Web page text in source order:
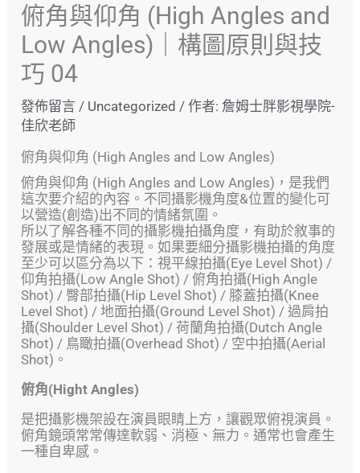
俯角與仰角 (High Angles and
Low Angles)｜構圖原則與技
巧 04
發佈留言 / Uncategorized / 作者:詹姆士胖影視學院-
佳欣老師
俯角與仰角 (High Angles and Low Angles)
俯角與仰角 (High Angles and Low Angles)，是我們
這次要介紹的內容。不同攝影機角度&位置的變化可
以營造(創造)出不同的情緒氛圍。
所以了解各種不同的攝影機拍攝角度，有助於敘事的
發展或是情緒的表現。如果要細分攝影機拍攝的角度
至少可以區分為以下：視平線拍攝(Eye Level Shot) /
仰角拍攝(Low Angle Shot) / 俯角拍攝(High Angle
Shot) / 臀部拍攝(Hip Level Shot) / 膝蓋拍攝(Knee
Level Shot) / 地面拍攝(Ground Level Shot) / 過肩拍
攝(Shoulder Level Shot) / 荷蘭角拍攝(Dutch Angle
Shot) / 鳥瞰拍攝(Overhead Shot) / 空中拍攝(Aerial
Shot)。
俯角(Hight Angles)
是把攝影機架設在演員眼睛上方，讓觀眾俯視演員。
俯角鏡頭常常傳達軟弱、消極、無力。通常也會產生
一種自卑感。